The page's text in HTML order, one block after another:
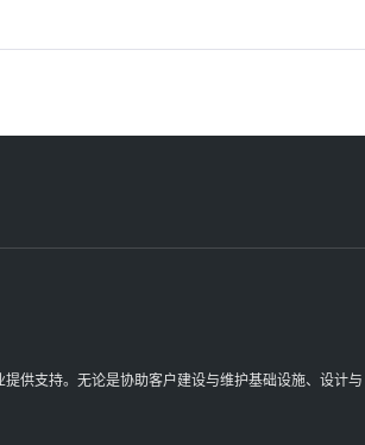
供支持。无论是协助客户建设与维护基础设施、设计与